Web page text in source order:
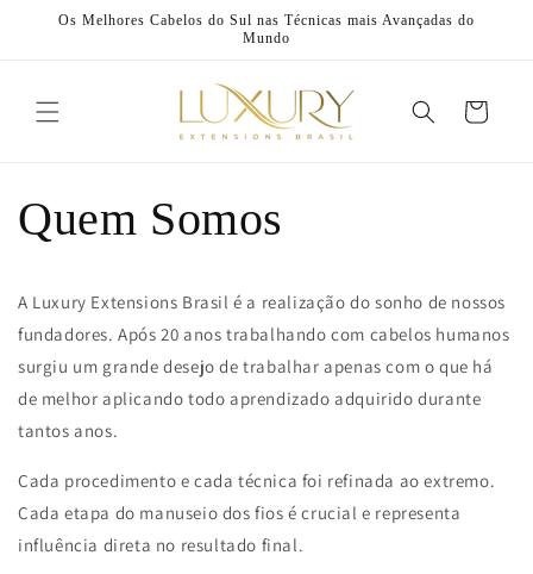
para o
Os Melhores Cabelos do Sul nas Técnicas mais Avançadas do
Mundo
Carrinho
Quem Somos
A Luxury Extensions Brasil é a realização do sonho de nossos
fundadores. Após 20 anos trabalhando com cabelos humanos
surgiu um grande desejo de trabalhar apenas com o que há
de melhor aplicando todo aprendizado adquirido durante
tantos anos.
Cada procedimento e cada técnica foi refinada ao extremo.
Cada etapa do manuseio dos fios é crucial e representa
influência direta no resultado final.